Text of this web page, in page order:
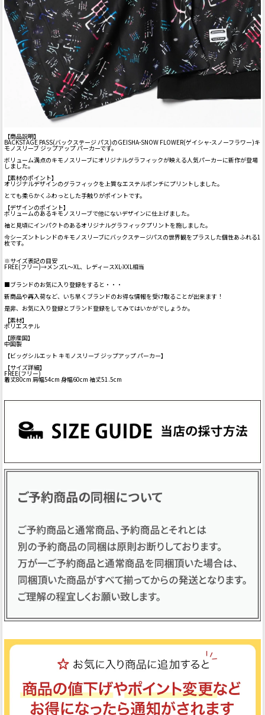
【商品説明】
BACKSTAGE PASS(バックステージ パス)のGEISHA-SNOW FLOWER(ゲイシャ-スノーフラワー)キ
モノスリーブ ジップアップ パーカーです。
ボリューム満点のキモノスリーブにオリジナルグラフィックが映える人気パーカーに新作が登場
しました。
【素材のポイント】
オリジナルデザインのグラフィックを上質なエステルポンチにプリントしました。
とても柔らかくふわっとした手触りがポイントです。
【デザインのポイント】
ボリュームのあるキモノスリーブで他にないデザインに仕上げました。
袖と見頃にインパクトのあるオリジナルグラフィックプリントを施しました。
今シーズントレンドのキモノスリーブにバックステージパスの世界観をプラスした個性あふれる1
枚です。
※サイズ表記の目安
FREE(フリー)→メンズL～XL、レディースXL-XXL相当
■ブランドのお気に入り登録をすると・・・
新商品や再入荷など、いち早くブランドのお得な情報を受け取ることが出来ます！
是非、お気に入り登録とブランド登録をしてみてはいかがでしょうか。
【素材】
ポリエステル
【原産国】
中国製
【ビッグシルエット キモノスリーブ ジップアップ パーカー】
【サイズ詳細】
FREE(フリー)
着丈80cm 肩幅54cm 身幅60cm 袖丈51.5cm